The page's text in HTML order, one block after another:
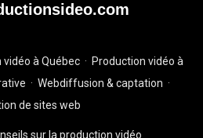
vidéo à Québec · Production vidéo à
· Webdiffusion & captation ·
de sites web
sur la production vidéo